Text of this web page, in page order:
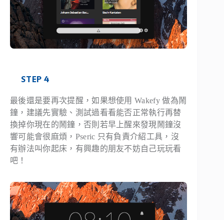
STEP 4
最後還是要再次提醒，如果想使用 Wakefy 做為鬧
鐘，建議先實驗、測試過看看能否正常執行再替
換掉你現在的鬧鐘，否則若早上醒來發現鬧鐘沒
響可能會很麻煩，Pseric 只有負責介紹工具，沒
有辦法叫你起床，有興趣的朋友不妨自己玩玩看
吧！